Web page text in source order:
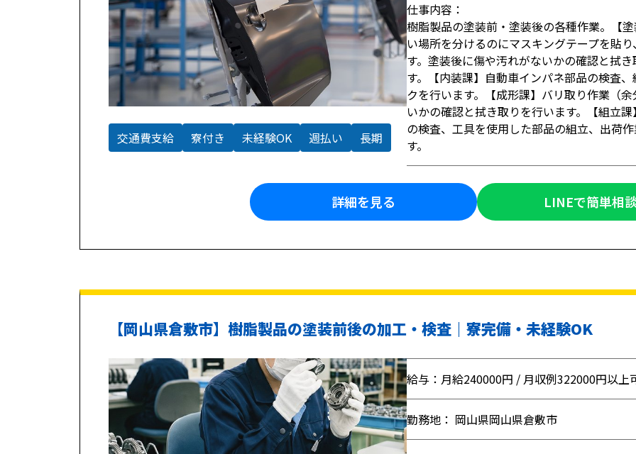
交通費支給 寮付き 未経験OK 週払い 長期
仕事内容：
樹脂製品の塗装前・塗装後の各種作業。【
い場所を分けるのにマスキングテープを貼
す。塗装後に傷や汚れがないかの確認と拭
す。【内装課】自動車インパネ部品の検査
クを行います。【成形課】バリ取り作業（
いかの確認と拭き取りを行います。【組立
の検査、工具を使用した部品の組立、出荷
す。
詳細を見る LINEで簡単相
【岡山県倉敷市】樹脂製品の塗装前後の加工・検査｜寮完備・未経験OK
給与：月給240000円 / 月収例322000円以上
勤務地： 岡山県岡山県倉敷市